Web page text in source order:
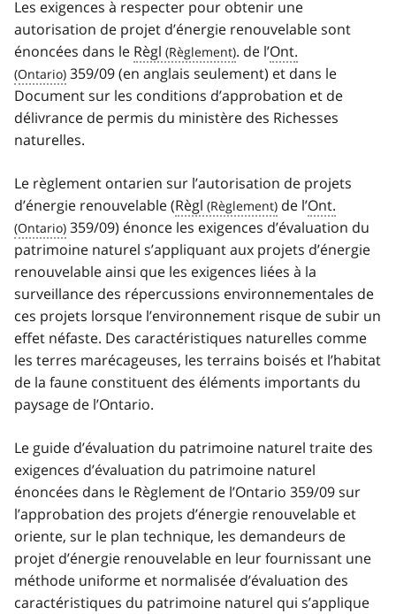
Les exigences à respecter pour obtenir une
autorisation de projet d’énergie renouvelable sont
énoncées dans le Règl . de l’Ont.
359/09 (en anglais seulement) et dans le
Document sur les conditions d’approbation et de
délivrance de permis du ministère des Richesses
naturelles.
Le règlement ontarien sur l’autorisation de projets
d’énergie renouvelable (Règl de l’Ont.
359/09) énonce les exigences d’évaluation du
patrimoine naturel s’appliquant aux projets d’énergie
renouvelable ainsi que les exigences liées à la
surveillance des répercussions environnementales de
ces projets lorsque l’environnement risque de subir un
effet néfaste. Des caractéristiques naturelles comme
les terres marécageuses, les terrains boisés et l’habitat
de la faune constituent des éléments importants du
paysage de l’Ontario.
Le guide d’évaluation du patrimoine naturel traite des
exigences d’évaluation du patrimoine naturel
énoncées dans le Règlement de l’Ontario 359/09 sur
l’approbation des projets d’énergie renouvelable et
oriente, sur le plan technique, les demandeurs de
projet d’énergie renouvelable en leur fournissant une
méthode uniforme et normalisée d’évaluation des
caractéristiques du patrimoine naturel qui s’applique